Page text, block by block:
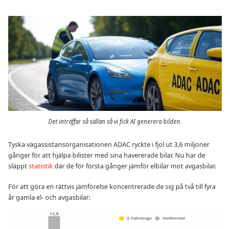
Det inträffar så sällan så vi fick AI generera bilden.
Tyska vägassistansorganisationen ADAC ryckte i fjol ut 3,6 miljoner
gånger för att hjälpa bilister med sina havererade bilar. Nu har de
släpptstatistikdär de för första gånger jämför elbilar mot avgasbilar.
För att göra en rättvis jämförelse koncentrerade de sig på två till fyra
år gamla el- och avgasbilar: